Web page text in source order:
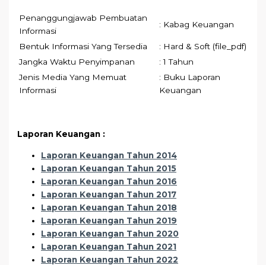
Penanggungjawab Pembuatan
Informasi
: Kabag Keuangan
Bentuk Informasi Yang Tersedia
: Hard & Soft (file_pdf)
Jangka Waktu Penyimpanan
: 1 Tahun
Jenis Media Yang Memuat
Informasi
: Buku Laporan
Keuangan
Laporan Keuangan :
Laporan Keuangan Tahun 2014
Laporan Keuangan Tahun 2015
Laporan Keuangan Tahun 2016
Laporan Keuangan Tahun 2017
Laporan Keuangan Tahun 2018
Laporan Keuangan Tahun 2019
Laporan Keuangan Tahun 2020
Laporan Keuangan Tahun 2021
Laporan Keuangan Tahun 2022